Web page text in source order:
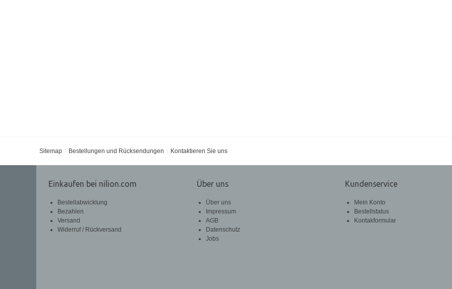
Sitemap Bestellungen und Rücksendungen Kontaktieren Sie uns
Einkaufen bei nilion.com
Bestellabwicklung
Bezahlen
Versand
Widerruf / Rückversand
Über uns
Über uns
Impressum
AGB
Datenschutz
Jobs
Kundenservice
Mein Konto
Bestellstatus
Kontakformular